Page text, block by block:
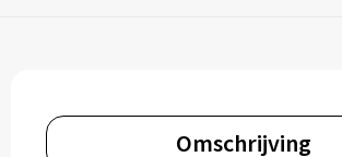
Omschrijving